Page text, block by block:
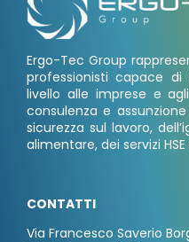
Ergo-Tec Group
professionisti capace di
livello alle imprese e
consulenza e
sicurezza sul lavoro,
alimentare, dei servizi
CONTATTI
Via Francesco Saverio